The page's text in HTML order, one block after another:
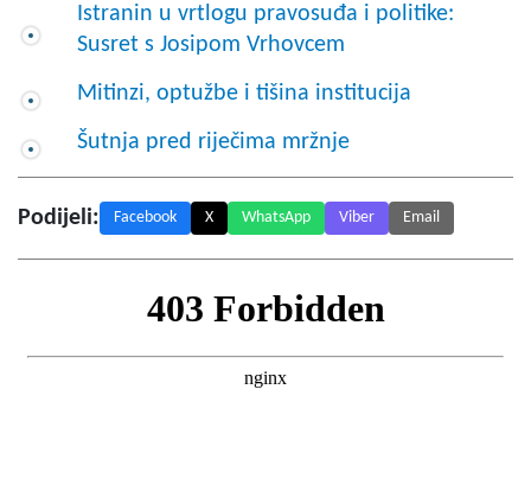
Istranin u vrtlogu pravosuđa i politike:
Susret s Josipom Vrhovcem
Mitinzi, optužbe i tišina institucija
Šutnja pred riječima mržnje
Podijeli: Facebook X WhatsApp Viber Email